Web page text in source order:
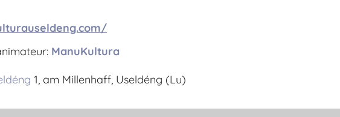
ManuKultura
1, am Millenhaff, Useldéng (Lu)